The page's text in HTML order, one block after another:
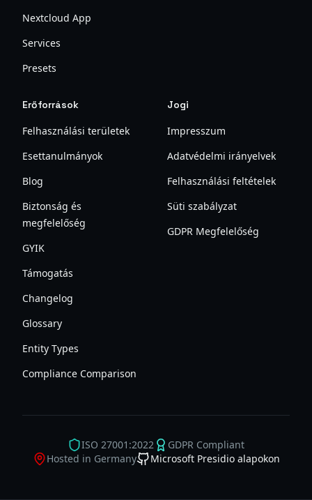
Nextcloud App
Services
Presets
Erőforrások
Felhasználási területek
Esettanulmányok
Blog
Biztonság és
megfelelőség
GYIK
Támogatás
Changelog
Glossary
Entity Types
Compliance Comparison
Jogi
Impresszum
Adatvédelmi irányelvek
Felhasználási feltételek
Süti szabályzat
GDPR Megfelelőség
ISO 27001:2022
GDPR Compliant
Hosted in Germany
Microsoft Presidio alapokon